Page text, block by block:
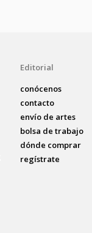
Editorial
conócenos
contacto
envío de artes
bolsa de trabajo
dónde comprar
regístrate